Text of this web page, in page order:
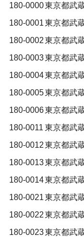
180-0000東京都武
180-0001東京都武
180-0002東京都武
180-0003東京都武
180-0004東京都武
180-0005東京都武
180-0006東京都武
180-0011 東京都武
180-0012東京都武
180-0013東京都武
180-0014東京都武
180-0021東京都武
180-0022東京都武
180-0023東京都武